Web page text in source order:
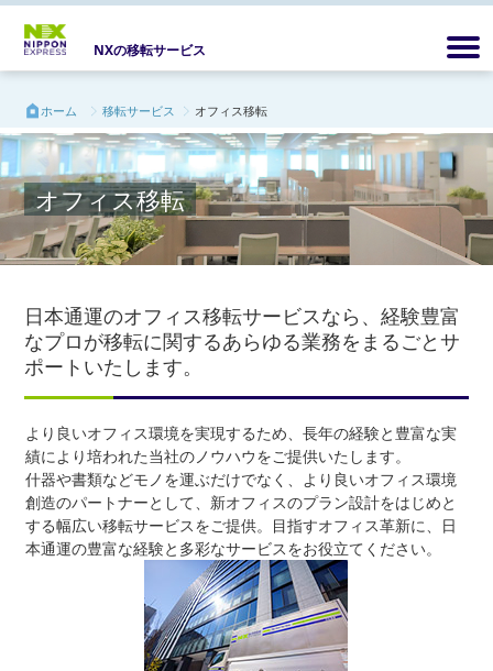
NXの移転サービス
ホーム 移転サービス オフィス移転
オフィス移転
日本通運のオフィス移転サービスなら、経験豊富
なプロが移転に関するあらゆる業務をまるごとサ
ポートいたします。
より良いオフィス環境を実現するため、長年の経験と豊富な実
績により培われた当社のノウハウをご提供いたします。
什器や書類などモノを運ぶだけでなく、より良いオフィス環境
創造のパートナーとして、新オフィスのプラン設計をはじめと
する幅広い移転サービスをご提供。目指すオフィス革新に、日
本通運の豊富な経験と多彩なサービスをお役立てください。